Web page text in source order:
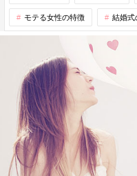
モテる女性の特徴 結婚式